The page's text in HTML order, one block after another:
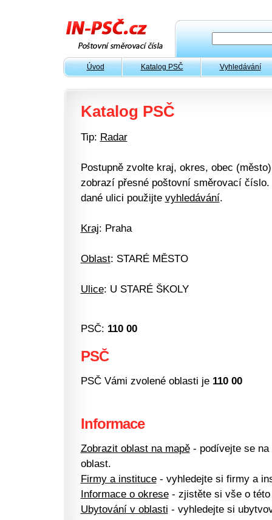
Úvod Katalog PSČ Vyhledávání
Katalog PSČ
Tip: Radar
Postupně zvolte kraj, okres, obec
zobrazí přesné poštovní směrovací
dané ulici použijte vyhledávání.
Kraj: Praha
Oblast: STARÉ MĚSTO
Ulice: U STARÉ ŠKOLY
PSČ: 110 00
PSČ
PSČ Vámi zvolené oblasti je 110 00
Informace
Zobrazit oblast na mapě- podívejte se na
oblast.
Firmy a instituce- vyhledejte si firmy a
Informace o okrese- zjistěte si vše o této
Ubytování v oblasti - vyhledejte si